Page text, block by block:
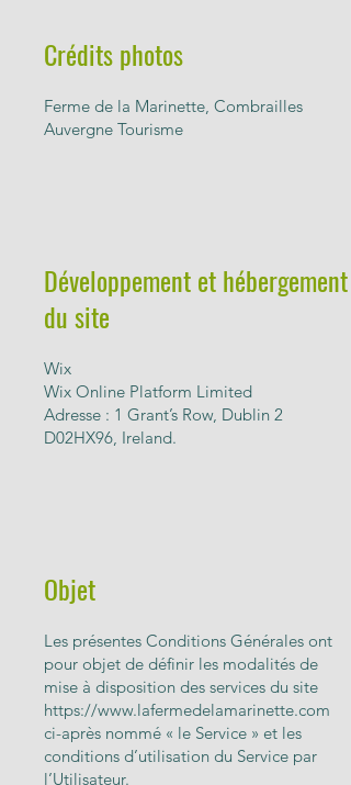
Crédits photos
Ferme de la Marinette, Combrailles
Auvergne Tourisme
Développement et hébergement
du site
Wix
Wix Online Platform Limited
Adresse : 1 Grant’s Row, Dublin 2
D02HX96, Ireland.
Objet
Les présentes Conditions Générales ont
pour objet de définir les modalités de
mise à disposition des services du site
https://www.lafermedelamarinette.com
ci-après nommé « le Service » et les
conditions d’utilisation du Service par
l’Utilisateur.